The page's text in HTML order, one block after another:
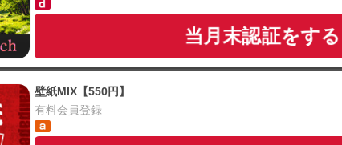
当月末認証をする
壁紙MIX【550円】
有料会員登録